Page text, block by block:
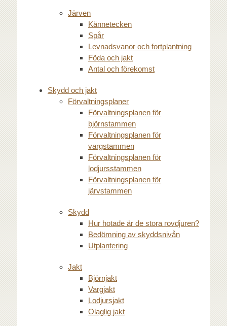
Järven
Kännetecken
Spår
Levnadsvanor och fortplantning
Föda och jakt
Antal och förekomst
Skydd och jakt
Förvaltningsplaner
Förvaltningsplanen för
björnstammen
Förvaltningsplanen för
vargstammen
Förvaltningsplanen för
lodjursstammen
Förvaltningsplanen för
järvstammen
Skydd
Hur hotade är de stora rovdjuren?
Bedömning av skyddsnivån
Utplantering
Jakt
Björnjakt
Vargjakt
Lodjursjakt
Olaglig jakt